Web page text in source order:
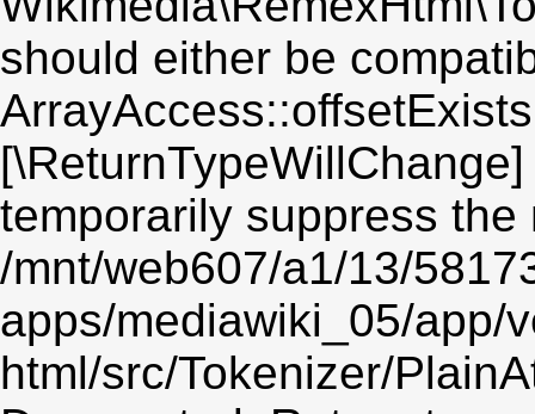
should either be
temporarily suppress the
/mnt/web607/a1/13/
apps/mediawiki_05/app/
html/src/Tokenizer/